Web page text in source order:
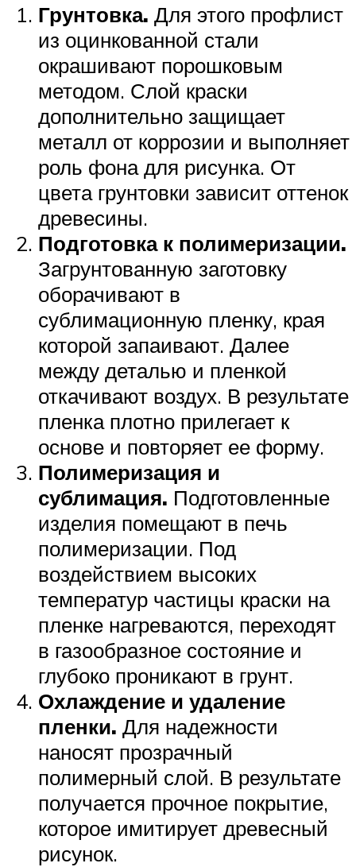
Грунтовка. Для этого профлист
из оцинкованной стали
окрашивают порошковым
методом. Слой краски
дополнительно защищает
металл от коррозии и выполняет
роль фона для рисунка. От
цвета грунтовки зависит оттенок
древесины.
Подготовка к полимеризации.
Загрунтованную заготовку
оборачивают в
сублимационную пленку, края
которой запаивают. Далее
между деталью и пленкой
откачивают воздух. В результате
пленка плотно прилегает к
основе и повторяет ее форму.
Полимеризация и
сублимация. Подготовленные
изделия помещают в печь
полимеризации. Под
воздействием высоких
температур частицы краски на
пленке нагреваются, переходят
в газообразное состояние и
глубоко проникают в грунт.
Охлаждение и удаление
пленки. Для надежности
наносят прозрачный
полимерный слой. В результате
получается прочное покрытие,
которое имитирует древесный
рисунок.